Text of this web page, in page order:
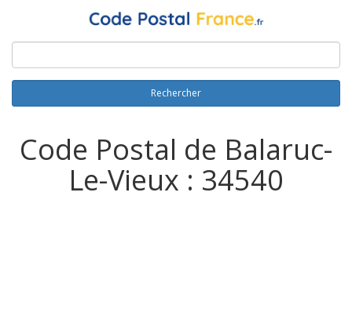
Rechercher
Code Postal de Balaruc-
Le-Vieux : 34540